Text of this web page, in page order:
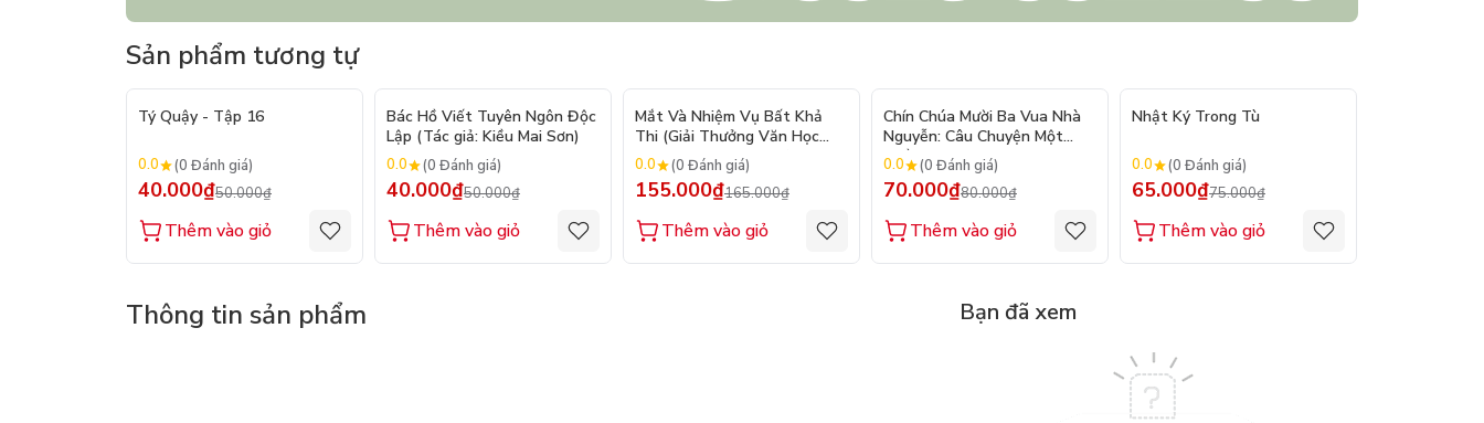
Sản phẩm tương tự
Tý Quậy - Tập 16
0.0 (0 Đánh giá)
40.000₫50.000₫
Thêm vào giỏ
- 20%
Bác Hồ Viết Tuyên Ngôn Độc
Lập (Tác giả: Kiều Mai Sơn)
0.0 (0 Đánh giá)
40.000₫50.000₫
Thêm vào giỏ
- 6%
Mắt Và Nhiệm Vụ Bất Khả
Thi (Giải Thưởng Văn Học
Newbery Medal 2024)
0.0 (0 Đánh giá)
155.000₫165.000₫
Thêm vào giỏ
- 12%
Chín Chúa Mười Ba Vua Nhà
Nguyễn: Câu Chuyện Một
Triều Đại
0.0 (0 Đánh giá)
70.000₫80.000₫
Thêm vào giỏ
Nhật Ký Trong Tù
0.0 (0 Đánh giá)
65.000₫75.000₫
Thêm vào giỏ
Thông tin sản phẩm Bạn đã xem